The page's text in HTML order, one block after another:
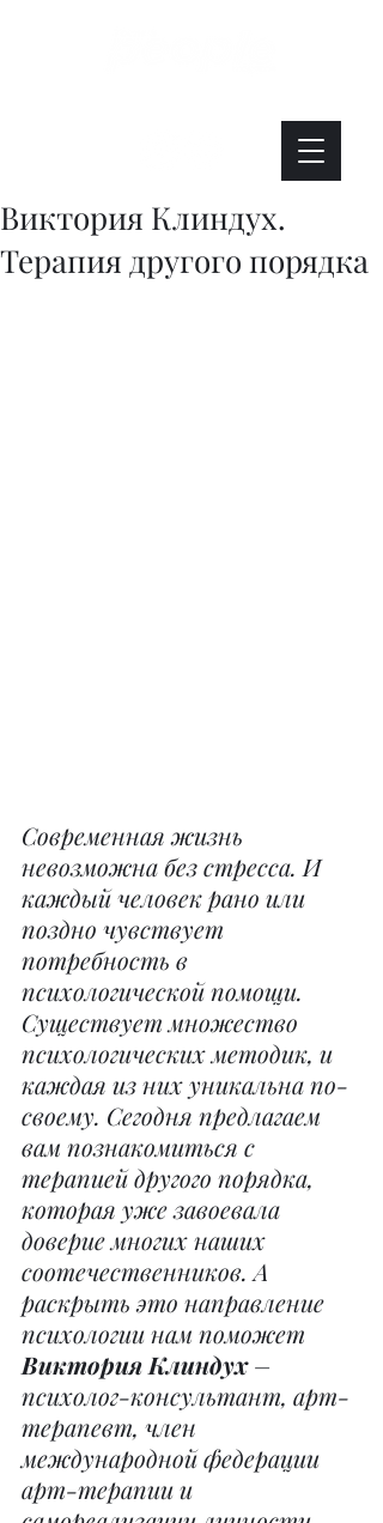
Виктория Клиндух.
Терапия другого порядка
Современная жизнь
невозможна без стресса. И
каждый человек рано или
поздно чувствует
потребность в
психологической помощи.
Существует множество
психологических методик, и
каждая из них уникальна по-
своему. Сегодня предлагаем
вам познакомиться с
терапией другого порядка,
которая уже завоевала
доверие многих наших
соотечественников. А
раскрыть это направление
психологии нам поможет
Виктория Клиндух –
психолог-консультант, арт-
терапевт, член
международной федерации
арт-терапии и